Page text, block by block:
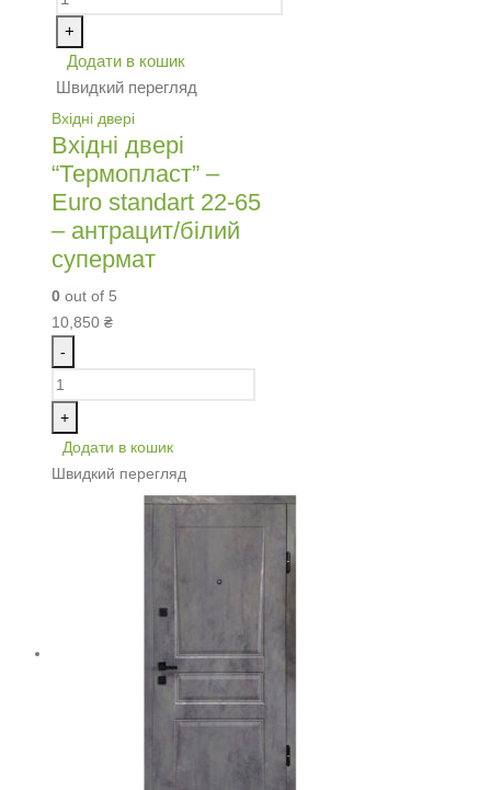
+
Додати в кошик
Швидкий перегляд
Вхідні двері
Вхідні двері
“Термопласт” –
Euro standart 22-65
– антрацит/білий
супермат
0 out of 5
10,850 ₴
-
+
Додати в кошик
Швидкий перегляд